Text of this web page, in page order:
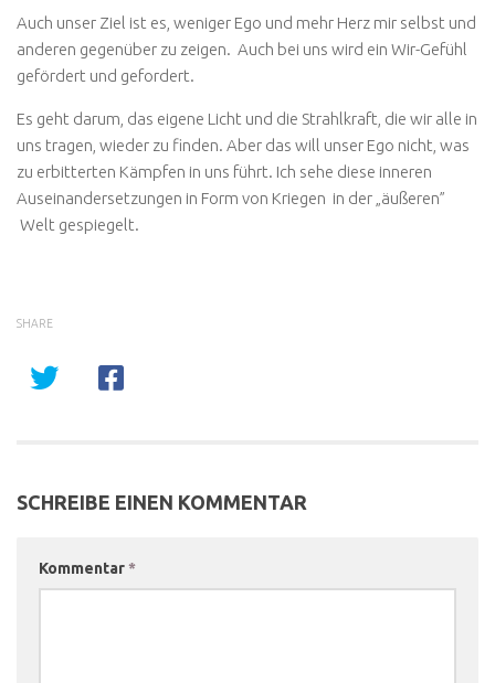
Auch unser Ziel ist es, weniger Ego und mehr Herz mir selbst und
anderen gegenüber zu zeigen. Auch bei uns wird ein Wir-Gefühl
gefördert und gefordert.
Es geht darum, das eigene Licht und die Strahlkraft, die wir alle in
uns tragen, wieder zu finden. Aber das will unser Ego nicht, was
zu erbitterten Kämpfen in uns führt. Ich sehe diese inneren
Auseinandersetzungen in Form von Kriegen in der „äußeren”
Welt gespiegelt.
SHARE
SCHREIBE EINEN KOMMENTAR
Kommentar*